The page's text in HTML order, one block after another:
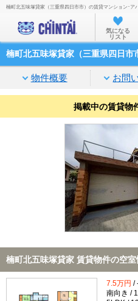
お部屋
楠町北五味塚貸家（三重県四日市市）の賃貸マンション･ア
気になる
リスト
楠町北五味塚貸家（三重県四日市
物件概要 お問
掲載中の賃貸物
楠町北五味塚貸家 賃貸物件の空室
7.5万円 /
南向き /